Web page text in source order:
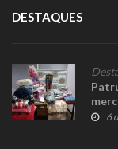
DESTAQUES
6